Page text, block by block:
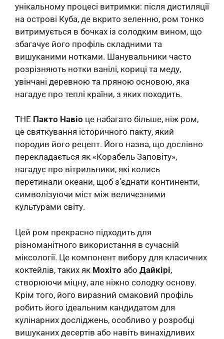
унікальному процесі витримки: після дистиляції
на острові Куба, де вкрито зеленню, ром тонко
витримується в бочках із солодким вином, що
збагачує його профіль складними та
вишуканими нотками. Шанувальники часто
розрізняють нотки ванілі, кориці та меду,
увінчані деревною та пряною основою, яка
нагадує про теплі країни, з яких походить.
THE Пакто Навіо це набагато більше, ніж ром,
це святкування історичного пакту, який
породив його рецепт. Його назва, що дослівно
перекладається як «Корабель Заповіту»,
нагадує про вітрильники, які колись
перетинали океани, щоб з’єднати континенти,
символізуючи міст між величезними
культурами світу.
Цей ром прекрасно підходить для
різноманітного використання в сучасній
міксології. Це компонент вибору для класичних
коктейлів, таких як Мохіто або Дайкірі,
створюючи міцну, але ніжно солодку основу.
Крім того, його виразний смаковий профіль
робить його ідеальним кандидатом для
кулінарних досліджень, особливо у розробці
вишуканих десертів або навіть винахідливих